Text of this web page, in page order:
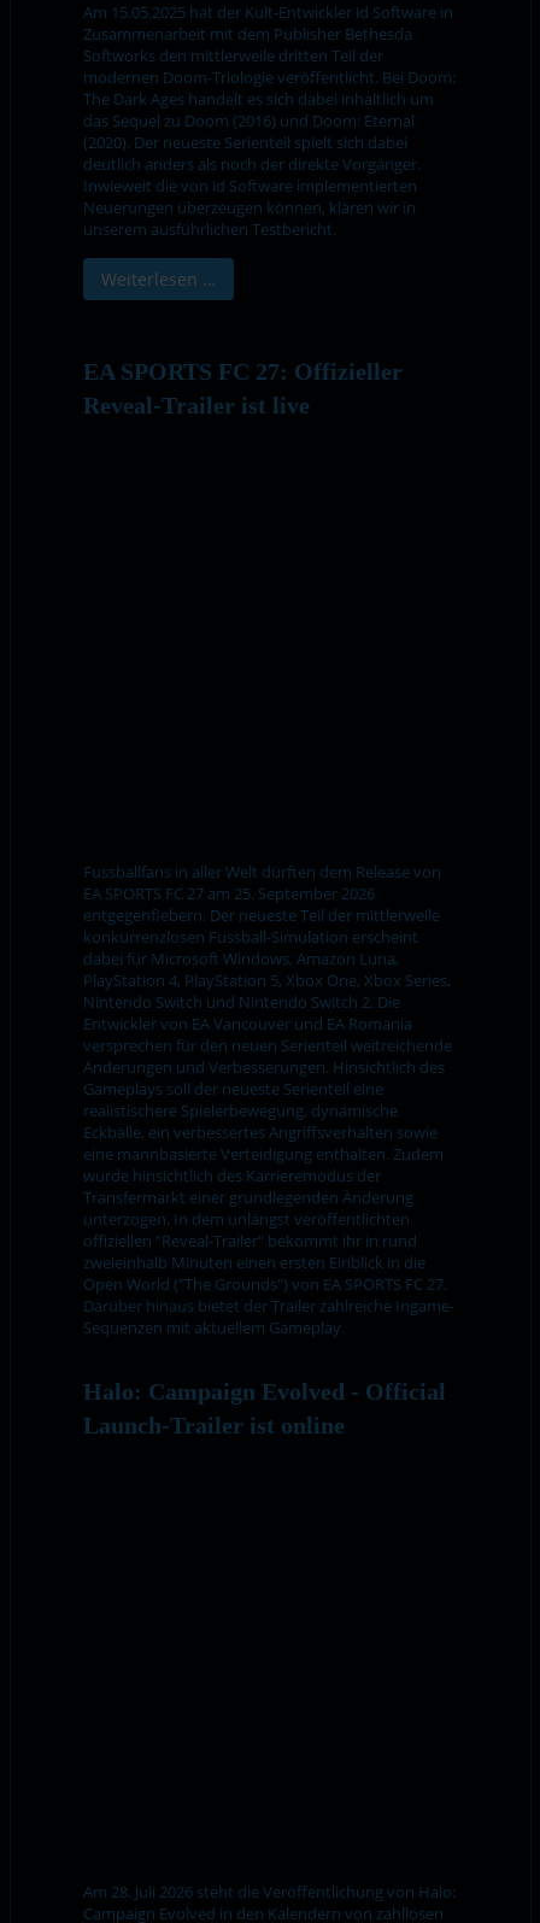
Am 15.05.2025 hat der Kult-Entwickler id Software in
Zusammenarbeit mit dem Publisher Bethesda
Softworks den mittlerweile dritten Teil der
modernen Doom-Triologie veröffentlicht. Bei Doom:
The Dark Ages handelt es sich dabei inhaltlich um
das Sequel zu Doom (2016) und Doom: Eternal
(2020). Der neueste Serienteil spielt sich dabei
deutlich anders als noch der direkte Vorgänger.
Inwieweit die von id Software implementierten
Neuerungen überzeugen können, klären wir in
unserem ausführlichen Testbericht.
Weiterlesen …
EA SPORTS FC 27: Offizieller
Reveal-Trailer ist live
Fussballfans in aller Welt dürften dem Release von
EA SPORTS FC 27 am 25. September 2026
entgegenfiebern. Der neueste Teil der mittlerweile
konkurrenzlosen Fussball-Simulation erscheint
dabei für Microsoft Windows, Amazon Luna,
PlayStation 4, PlayStation 5, Xbox One, Xbox Series,
Nintendo Switch und Nintendo Switch 2. Die
Entwickler von EA Vancouver und EA Romania
versprechen für den neuen Serienteil weitreichende
Änderungen und Verbesserungen. Hinsichtlich des
Gameplays soll der neueste Serienteil eine
realistischere Spielerbewegung, dynamische
Eckbälle, ein verbessertes Angriffsverhalten sowie
eine mannbasierte Verteidigung enthalten. Zudem
wurde hinsichtlich des Karrieremodus der
Transfermarkt einer grundlegenden Änderung
unterzogen. In dem unlängst veröffentlichten
offiziellen "Reveal-Trailer" bekommt ihr in rund
zweieinhalb Minuten einen ersten Einblick in die
Open World ("The Grounds") von EA SPORTS FC 27.
Darüber hinaus bietet der Trailer zahlreiche Ingame-
Sequenzen mit aktuellem Gameplay.
Halo: Campaign Evolved - Official
Launch-Trailer ist online
Am 28. Juli 2026 steht die Veröffentlichung von Halo:
Campaign Evolved in den Kalendern von zahllosen